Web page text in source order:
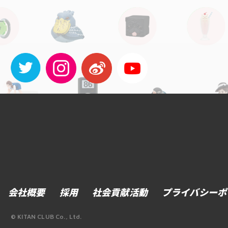
会社概要 採用 社会貢献活動 プライバシー
© KITAN CLUB Co., Ltd.